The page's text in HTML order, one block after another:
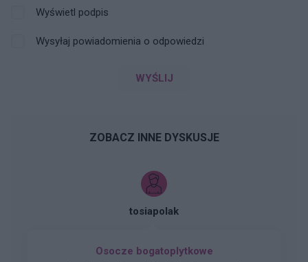
Wyświetl podpis
Wysyłaj powiadomienia o odpowiedzi
WYŚLIJ
ZOBACZ INNE DYSKUSJE
tosiapolak
Osocze bogatoplytkowe